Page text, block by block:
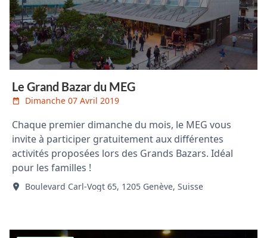
Le Grand Bazar du MEG
Dimanche 07 Avril 2019
Chaque premier dimanche du mois, le MEG vous
invite à participer gratuitement aux différentes
activités proposées lors des Grands Bazars. Idéal
pour les familles !
Boulevard Carl-Vogt 65, 1205 Genève, Suisse